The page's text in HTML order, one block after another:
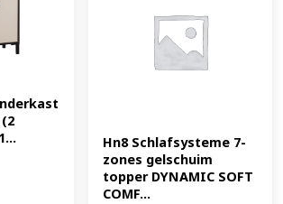
Hn8 Schlafsysteme 7-
zones gelschuim
topper DYNAMIC SOFT
COMF...